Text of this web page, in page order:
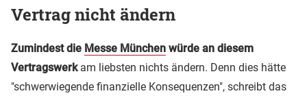
Vertrag nicht ändern
Zumindest die Messe München würde an diesem
Vertragswerkam liebsten nichts ändern. Denn dies hätte
"schwerwiegende finanzielle Konsequenzen", schreibt das